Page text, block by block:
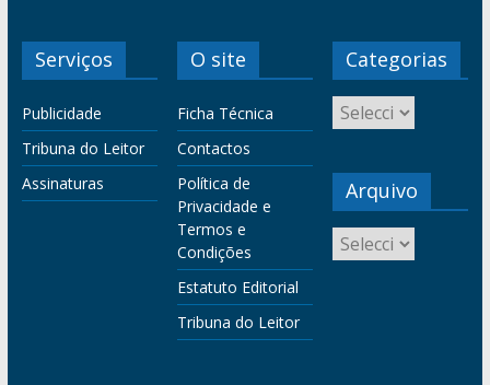
Serviços
Publicidade
Tribuna do Leitor
Assinaturas
O site
Ficha Técnica
Contactos
Política de
Privacidade e
Termos e
Condições
Estatuto Editorial
Tribuna do Leitor
Categorias
Arquivo